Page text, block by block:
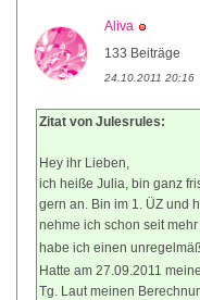
Aliva
133 Beiträge
24.10.2011 20:16
Zitat von Julesrules:
Hey ihr Lieben,
ich heiße Julia, bin ganz
gern an. Bin im 1. ÜZ und
nehme ich schon seit
habe ich einen
Hatte am 27.09.2011
Tg. Laut meinen